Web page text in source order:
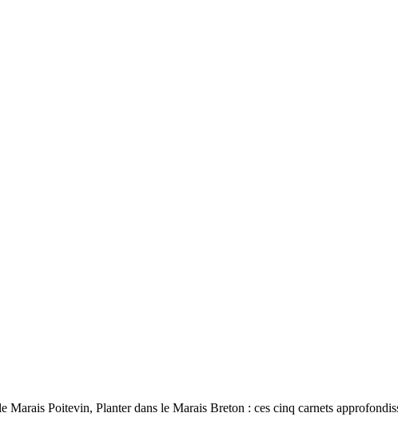
Poitevin, Planter dans le Marais Breton : ces cinq carnets